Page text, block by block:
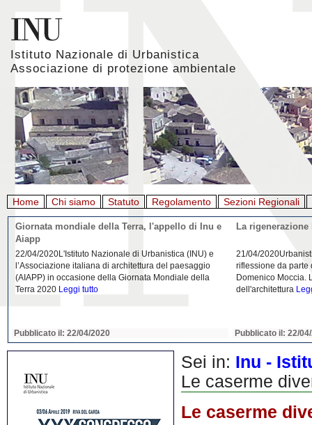
Istituto Nazionale di Urbanistica
Associazione di protezione ambientale
Home Chi siamo Statuto Regolamento Sezioni Regionali
Giornata mondiale della Terra, l'appello di Inu e
Aiapp
22/04/2020L'Istituto Nazionale di Urbanistica (INU) e
l’Associazione italiana di architettura del paesaggio
(AIAPP) in occasione della Giornata Mondiale della
Terra 2020 Leggi tutto
Pubblicato il: 22/04/2020
La
21/04/
riflessione da parte
Domenico Moccia.
dell'architettura
Pubblicato il: 22/
Sei in: Inu -
Le caserme
Le caserme